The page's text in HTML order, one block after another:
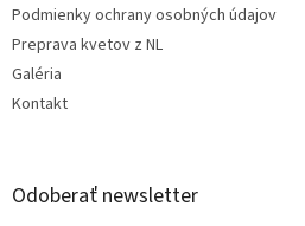
Podmienky ochrany osobných údajov
Preprava kvetov z NL
Galéria
Kontakt
Odoberať newsletter